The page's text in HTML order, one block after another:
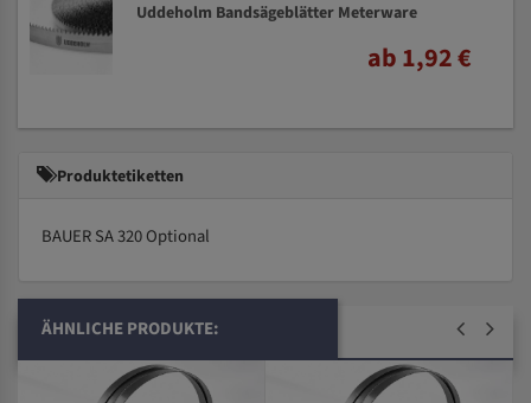
Uddeholm Bandsägeblätter Meterware
ab 1,92 €
Produktetiketten
BAUER SA 320 Optional
ÄHNLICHE PRODUKTE: